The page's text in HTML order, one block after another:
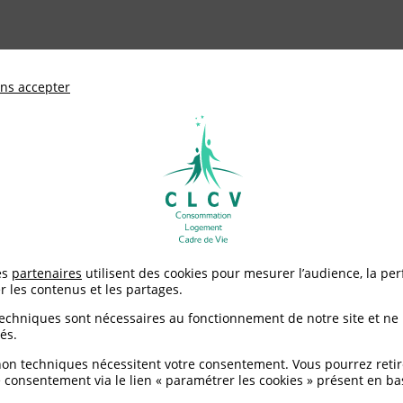
de défense des consommateurs et
Environnement / Santé
rapport enfin publié !
loyers : le rapport
accepter
partenaires utilisent des cookies pour mesurer l’audience, la
les contenus et les partages.
sont nécessaires au fonctionnement de notre site et ne
techniques nécessitent votre consentement. Vous pourrez
via le lien « paramétrer les cookies » présent en